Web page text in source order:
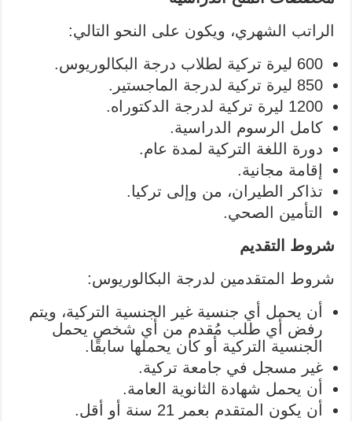
الراتب الشهري، ويكون على النحو التالي:
600 ليرة تركية لطلاب درجة البكالوريوس.
850 ليرة تركية لدرجة الماجستير.
1200 ليرة تركية لدرجة الدكتوراه.
كامل الرسوم الدراسية.
دورة اللغة التركية لمدة عام.
إقامة مجانية.
تذاكر الطيران، من وإلى تركيا.
التأمين الصحي.
شروط التقديم
شروط المتقدمين لدرجة البكالوريوس:
أن يحمل أي جنسية غير الجنسية التركية، ويتم
رفض أي طلب مُقدم من أي شخص يحمل
الجنسية التركية أو كان يحملها سابقًا.
غير مسجل في جامعة تركية.
أن يحمل شهادة الثانوية العامة.
أن يكون المتقدم بعمر 21 سنة أو أقل.